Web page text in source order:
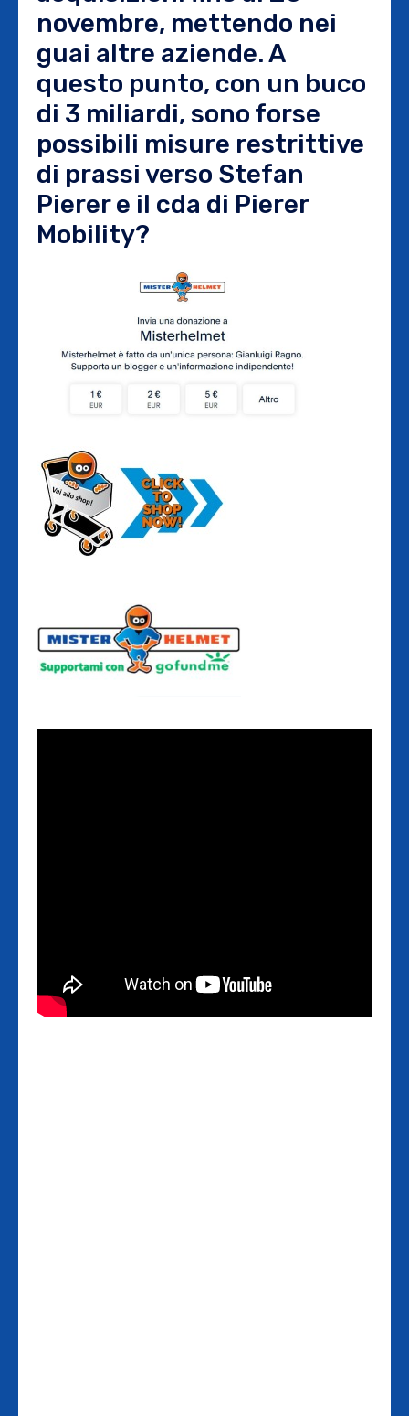
novembre, mettendo nei
guai altre aziende. A
questo punto, con un buco
di 3 miliardi, sono forse
possibili misure restrittive
di prassi verso Stefan
Pierer e il cda di Pierer
Mobility?